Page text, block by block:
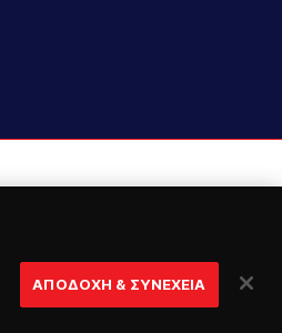
ΑΠΟΔΟΧΗ & ΣΥΝΕΧΕΙΑ